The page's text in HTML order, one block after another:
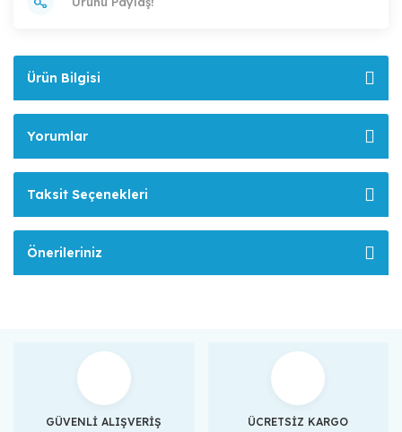
Ürün Bilgisi
Yorumlar
Taksit Seçenekleri
Önerileriniz
GÜVENLİ ALIŞVERİŞ ÜCRETSİZ KARGO